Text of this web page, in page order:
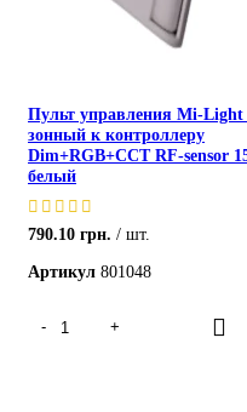
Пульт управления Mi-Light
зонный к контроллеру
Dim+RGB+CCT RF-sensor
белый
790.10 грн.
шт.
Артикул 801048